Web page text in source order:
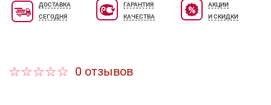
ДОСТАВКА
СЕГОДНЯ
ГАРАНТИЯ
КАЧЕСТВА
АКЦИИ
И СКИДКИ
0 отзывов